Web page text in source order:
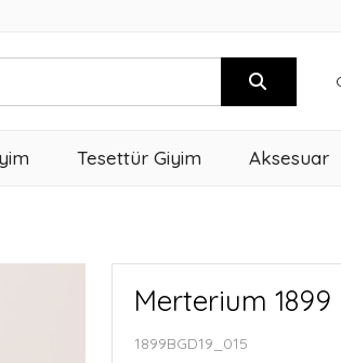
Tesettür Giyim Aksesuar
Merterium
1899BGD19_015